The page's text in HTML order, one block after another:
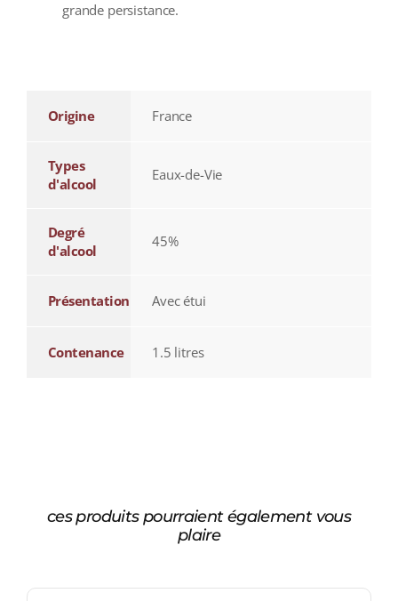
grande persistance.
Origine France
Types
d'alcool
Eaux-de-Vie
Degré
d'alcool
45%
Présentation Avec étui
Contenance 1.5 litres
ces produits pourraient également vous
plaire